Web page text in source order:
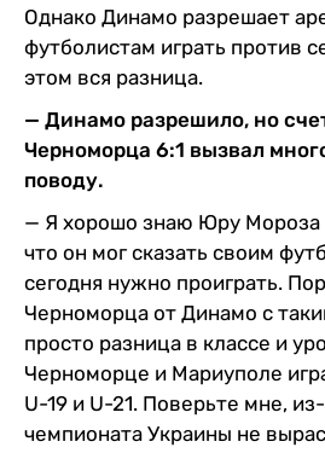
Однако Динамо разрешает
футболистам играть против
этом вся разница.
— Динамо разрешило, но
Черноморца 6:1 вызвал
поводу.
— Я хорошо знаю Юру Мороза
что он мог сказать своим
сегодня нужно проиграть.
Черноморца от Динамо с
просто разница в классе и
Черноморце и Мариуполе
U-19 и U-21. Поверьте мне,
чемпионата Украины не